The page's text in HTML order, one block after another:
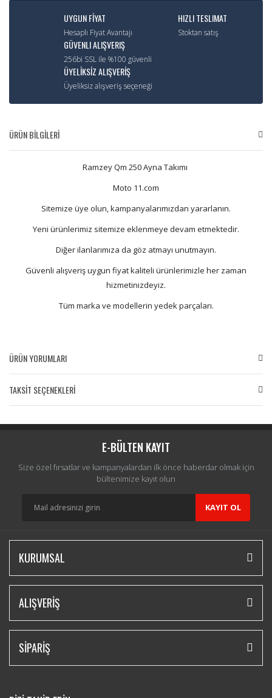
UYGUN FİYAT
Hesaplı Fiyat Avantajı
HIZLI TESLIMAT
Stoktan satış
GÜVENLI ALIŞVERIŞ
256bi SSL ile %100 güvenli
ÜYELİKSİZ ALIŞVERİŞ
Üyeliksiz alışveriş seçeneği
ÜRÜN BİLGİLERİ
Ramzey Qm 250 Ayna Takımı
Moto 11.com
Sitemize üye olun, kampanyalarımızdan yararlanın.
Yeni ürünlerimiz sitemize eklenmeye devam etmektedir.
Diğer ilanlarımıza da göz atmayı unutmayın.
Güvenli alışveriş uygun fiyat kaliteli ürünlerimizle her zaman
hizmetinizdeyiz.
Tüm marka ve modellerin yedek parçaları.
ÜRÜN YORUMLARI
Yorum Yaz
TAKSİT SEÇENEKLERİ
E-BÜLTEN KAYIT
Size özel fırsatlar ve kampanyalardan ilk önce haberdar olmak için
bültenimize kayıt olun
KAYIT OL
KURUMSAL
ALIŞVERİŞ
SİPARİŞ